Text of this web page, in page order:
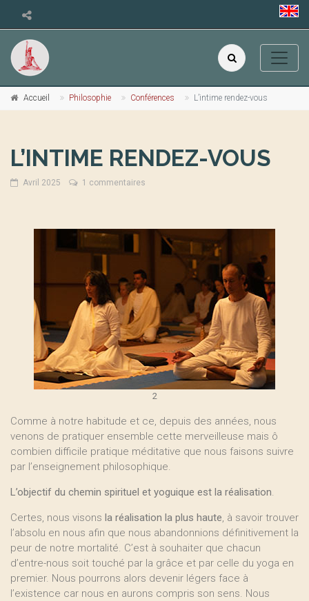
Accueil Philosophie Conférences L’intime rendez-vous
L’INTIME RENDEZ-VOUS
Avril 2025 1 commentaires
2
Comme à notre habitude et ce, depuis des années, nous
venons de pratiquer ensemble cette merveilleuse mais ô
combien difficile pratique méditative que nous faisons suivre
par l’enseignement philosophique.
L’objectif du chemin spirituel et yoguique est la réalisation.
Certes, nous visons la réalisation la plus haute, à savoir trouver
l’absolu en nous afin que nous abandonnions définitivement la
peur de notre mortalité. C’est à souhaiter que chacun
d’entre-nous soit touché par la grâce et par celle du yoga en
premier. Nous pourrons alors devenir légers face à
l’existence car nous en aurons compris son sens. Nous